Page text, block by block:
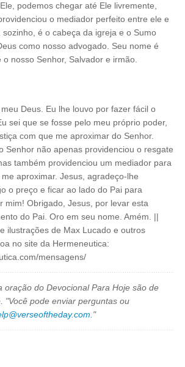
podemos chegar até Ele livremente,
o mediador perfeito entre ele e
sozinho, é o cabeça da igreja e o Sumo
como nosso advogado. Seu nome é
nosso Senhor, Salvador e irmão.
Deus. Eu lhe louvo por fazer fácil o
sei que se fosse pelo meu próprio poder,
com que me aproximar do Senhor.
Senhor não apenas providenciou o resgate
também providenciou um mediador para
aproximar. Jesus, agradeço-lhe
o preço e ficar ao lado do Pai para
mim! Obrigado, Jesus, por levar esta
do Pai. Oro em seu nome. Amém. ||
ilustrações de Max Lucado e outros
no site da Hermeneutica:
mensagens/
oração do Devocional Para Hoje são de
"Você pode enviar perguntas ou
."